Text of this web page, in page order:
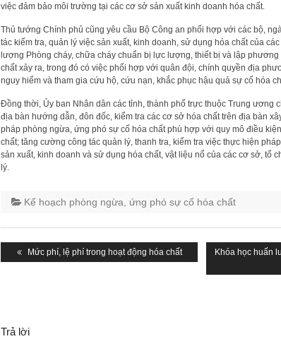
việc đảm bảo môi trường tại các cơ sở sản xuất kinh doanh hóa chất.
Thủ tướng Chính phủ cũng yêu cầu Bộ Công an phối hợp với các bộ,
tác kiểm tra, quản lý việc sản xuất, kinh doanh, sử dụng hóa chất của
lượng Phòng cháy, chữa cháy chuẩn bị lực lượng, thiết bị và lập
chất xảy ra, trong đó có việc phối hợp với quân đội, chính quyền địa
nguy hiểm và tham gia cứu hộ, cứu nạn, khắc phục hậu quả sự cố hóa
Đồng thời, Ủy ban Nhân dân các tỉnh, thành phố trực thuộc Trung ương
địa bàn hướng dẫn, đôn đốc, kiểm tra các cơ sở hóa chất trên địa bàn
pháp phòng ngừa, ứng phó sự cố hóa chất phù hợp với quy mô điều
chất; tăng cường công tác quản lý, thanh tra, kiểm tra việc thực hiện
sản xuất, kinh doanh và sử dụng hóa chất, vật liệu nổ của các cơ sở, tổ
lý.
Kế hoạch phòng ngừa, ứng phó sự cố hóa chất
hướngPrevious
post:
Mức phí, lệ phí trong hoạt động hóa chất
Next
Khóa học huấn
Trả lời